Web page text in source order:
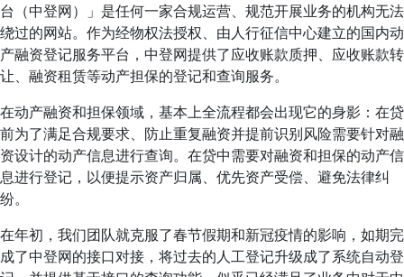
台（中登网）」是任何一家合规运营、规范开展业务的机构无法
绕过的网站。作为经物权法授权、由人行征信中心建立的国内动
产融资登记服务平台，中登网提供了应收账款质押、应收账款转
让、融资租赁等动产担保的登记和查询服务。
在动产融资和担保领域，基本上全流程都会出现它的身影：在贷
前为了满足合规要求、防止重复融资并提前识别风险需要针对融
资设计的动产信息进行查询。在贷中需要对融资和担保的动产信
息进行登记，以便提示资产归属、优先资产受偿、避免法律纠
纷。
在年初，我们团队就克服了春节假期和新冠疫情的影响，如期完
成了中登网的接口对接，将过去的人工登记升级成了系统自动登